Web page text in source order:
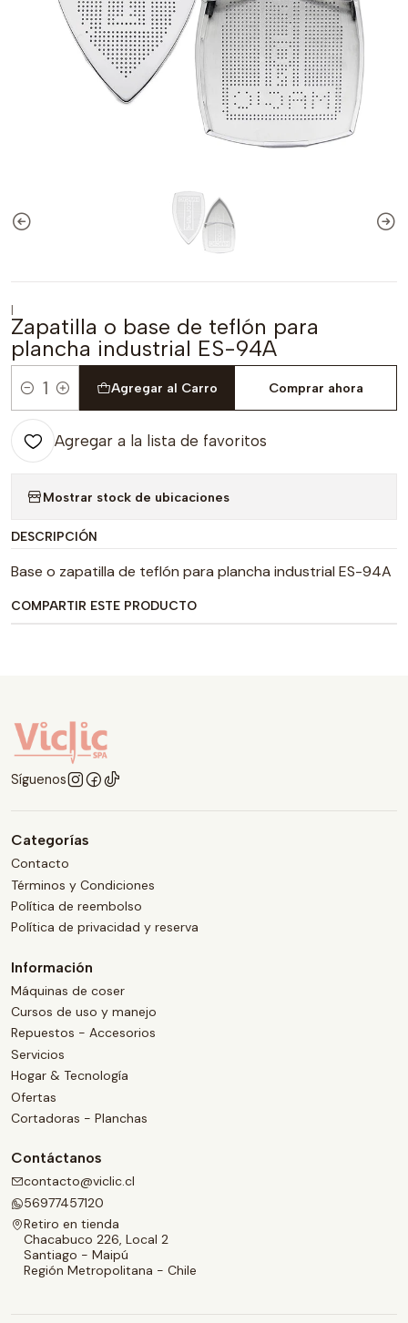
|
Zapatilla o base de teflón para
plancha industrial ES-94A
Cantidad
Agregar al Carro Comprar ahora
Agregar a la lista de favoritos
Mostrar stock de ubicaciones
DESCRIPCIÓN
Base o zapatilla de teflón para plancha industrial ES-94A
COMPARTIR ESTE PRODUCTO
Síguenos
Categorías
Contacto
Términos y Condiciones
Política de reembolso
Política de privacidad y reserva
Información
Máquinas de coser
Cursos de uso y manejo
Repuestos - Accesorios
Servicios
Hogar & Tecnología
Ofertas
Cortadoras - Planchas
Contáctanos
contacto@viclic.cl
56977457120
Retiro en tienda
Chacabuco 226, Local 2
Santiago - Maipú
Región Metropolitana - Chile